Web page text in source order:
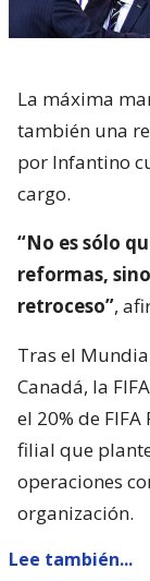
La máxima
también una
por Infantino
cargo.
“No es sólo
reformas,
retroceso”,
Tras el
Canadá, la
el 20% de
filial que
operaciones
organización.
Lee también...